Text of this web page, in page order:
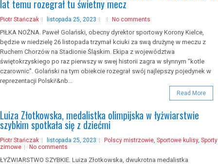
lat temu rozegrał tu świetny mecz
Piotr Stańczak listopada 25, 2023 No comments
PIŁKA NOŻNA. Paweł Golański, obecny dyrektor sportowy Korony Kielce,
będzie w niedzielę 26 listopada trzymał kciuki za swą drużynę w meczu z
Ruchem Chorzów na Stadionie Śląskim. Ekipa z województwa
świętokrzyskiego po raz pierwszy w swej historii zagra w słynnym "kotle
czarownic". Golański na tym obiekcie rozegrał swój najlepszy pojedynek w
reprezentacji Polski!&nb...
Read More
Luiza Złotkowska, medalistka olimpijska w łyżwiarstwie
szybkim spotkała się z dziećmi
Piotr Stańczak listopada 25, 2023 Polscy mistrzowie, Sportowe kulisy, Sporty
zimowe
No comments
ŁYŻWIARSTWO SZYBKIE. Luiza Złotkowska, dwukrotna medalistka